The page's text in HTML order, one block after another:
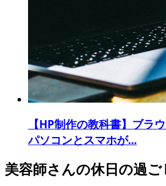
【HP制作の教科書】ブラ
パソコンとスマホが...
美容師さんの休日の過